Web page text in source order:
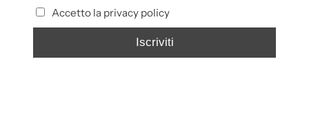
Accetto la privacy policy